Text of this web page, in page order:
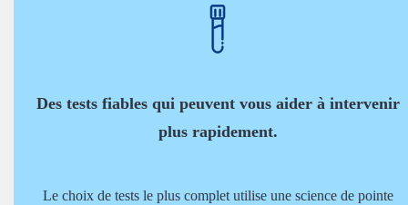
Des tests fiables qui peuvent vous aider à intervenir
plus rapidement.
Le choix de tests le plus complet utilise une science de pointe